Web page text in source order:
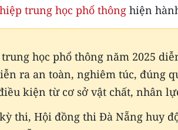
trung học phổ thông hiện
học phổ thông năm 2025
ra an toàn, nghiêm túc, đúng
kiện từ cơ sở vật chất, nhân
thi, Hội đồng thi Đà Nẵng huy